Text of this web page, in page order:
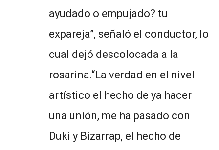
ayudado o empujado? tu
expareja”, señaló el conductor, lo
cual dejó descolocada a la
rosarina.“La verdad en el nivel
artístico el hecho de ya hacer
una unión, me ha pasado con
Duki y Bizarrap, el hecho de